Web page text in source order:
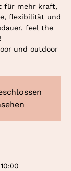
für mehr kraft,
flexibilität und
feel the
und outdoor